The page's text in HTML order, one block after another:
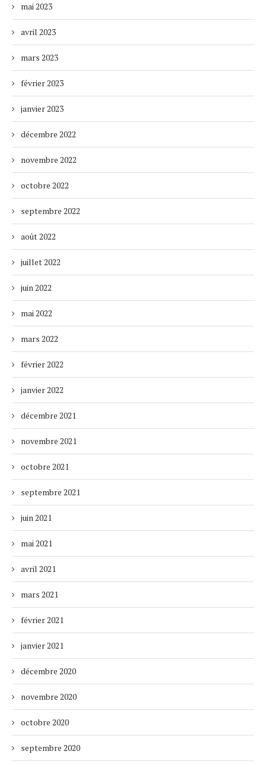
mai 2023
avril 2023
mars 2023
février 2023
janvier 2023
décembre 2022
novembre 2022
octobre 2022
septembre 2022
août 2022
juillet 2022
juin 2022
mai 2022
mars 2022
février 2022
janvier 2022
décembre 2021
novembre 2021
octobre 2021
septembre 2021
juin 2021
mai 2021
avril 2021
mars 2021
février 2021
janvier 2021
décembre 2020
novembre 2020
octobre 2020
septembre 2020